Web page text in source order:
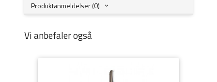
Produktanmeldelser (0)
Vi anbefaler også